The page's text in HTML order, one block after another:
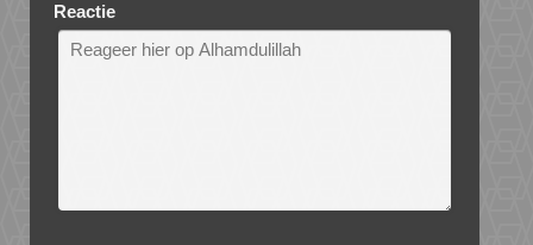
Reactie